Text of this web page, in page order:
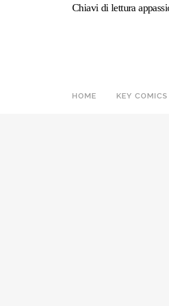
Chiavi di lettura
HOME KEY COMICS